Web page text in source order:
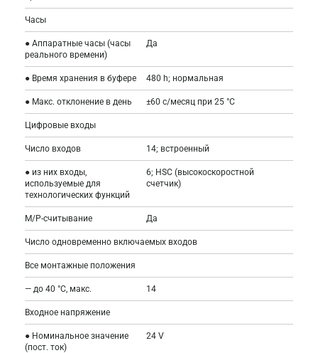
Часы
● Аппаратные часы (часы
реального времени)
Да
● Время хранения в буфере 480 h; нормальная
● Макс. отклонение в день ±60 с/месяц при 25 °C
Цифровые входы
Число входов 14; встроенный
● из них входы,
используемые для
технологических функций
6; HSC (высокоскоростной
счетчик)
M/P-считывание Да
Число одновременно включаемых входов
Все монтажные положения
— до 40 °C, макс. 14
Входное напряжение
● Номинальное значение
(пост. ток)
24 V